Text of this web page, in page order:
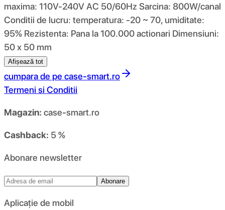
maxima: 110V-240V AC 50/60Hz Sarcina: 800W/canal
Conditii de lucru: temperatura: -20 ~ 70, umiditate:
95% Rezistenta: Pana la 100.000 actionari Dimensiuni:
50 x 50 mm
Afișează tot
cumpara de pe case-smart.ro
Termeni si Conditii
Magazin: case-smart.ro
Cashback: 5 %
Abonare newsletter
Abonare
Aplicație de mobil